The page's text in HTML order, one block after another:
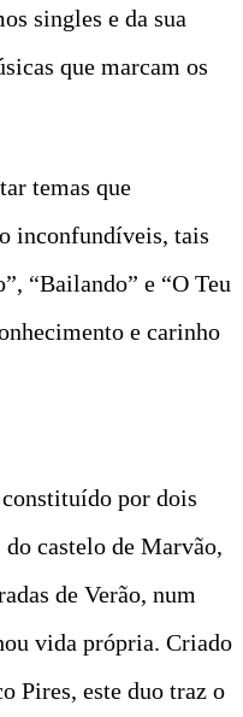
singles e da sua
que marcam os
temas que
inconfundíveis, tais
“Bailando” e “O Teu
e carinho
por dois
do castelo de Marvão,
de Verão, num
vida própria. Criado
Pires, este duo traz o